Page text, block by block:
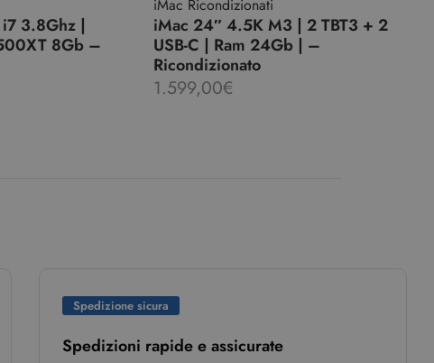
3.8Ghz |
8Gb –
iMac Ricondizionati
iMac 24″ 4.5K M3 | 2 TBT3 + 2
USB-C | Ram 24Gb | –
Ricondizionato
1.599,00€
Spedizione sicura
Spedizioni rapide e assicurate